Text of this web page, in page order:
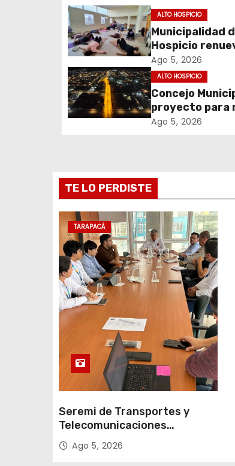
g
a
c
i
ó
e
e
n
t
r
a
a
s
ALTO HOSPICIO
Municipalidad
Hospicio
Programa Red
Apoyos y
Ago 5, 2026
ALTO HOSPICIO
Concejo
proyecto para
alumbrado
Ago 5, 2026
TE LO PERDISTE
TARAPACÁ
Seremi de Transportes y
Telecomunicaciones
encabezó primera mesa de
coordinación para el retiro de
Ago 5, 2026